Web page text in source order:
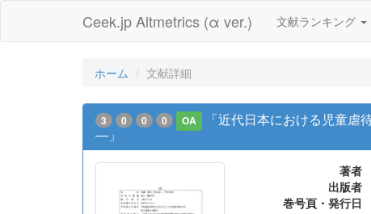
Ceek.jp Altmetrics (α ver.) 文献ランキング
ホーム 文献詳細
3 0 0 0 OA
「近代日本における児童
―」
著者
出版者
巻号頁・発行日